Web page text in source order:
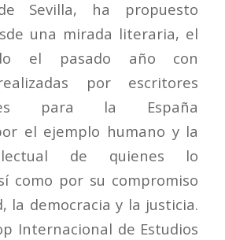
Sevilla, ha propuesto
una mirada literaria, el
el pasado año con
por escritores
para la España
el ejemplo humano y la
de quienes lo
como por su compromiso
la democracia y la justicia.
Internacional de Estudios